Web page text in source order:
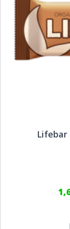
Lifebar